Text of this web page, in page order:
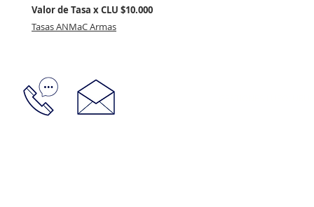
Valor de Tasa x CLU $10.000
Tasas ANMaC Armas